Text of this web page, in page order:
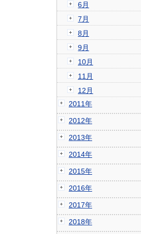
6月
7月
8月
9月
10月
11月
12月
2011年
2012年
2013年
2014年
2015年
2016年
2017年
2018年